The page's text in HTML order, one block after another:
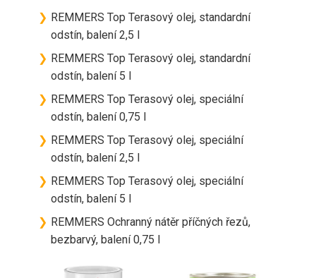
❯ REMMERS Top Terasový olej, standardní
odstín, balení 2,5 l
❯ REMMERS Top Terasový olej, standardní
odstín, balení 5 l
❯ REMMERS Top Terasový olej, speciální
odstín, balení 0,75 l
❯ REMMERS Top Terasový olej, speciální
odstín, balení 2,5 l
❯ REMMERS Top Terasový olej, speciální
odstín, balení 5 l
❯ REMMERS Ochranný nátěr příčných řezů,
bezbarvý, balení 0,75 l